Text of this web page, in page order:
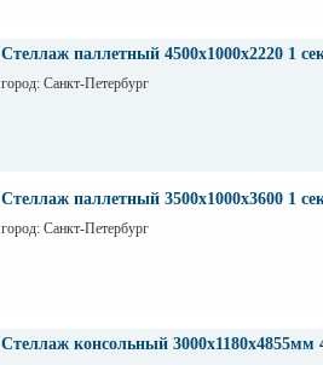
Стеллаж паллетный 4500х1000х2220 1
город: Санкт-Петербург
Стеллаж паллетный 3500х1000х3600 1
город: Санкт-Петербург
Стеллаж консольный 3000х1180х4855мм